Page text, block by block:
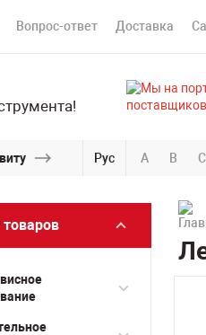
Вопрос-ответ Доставка
Рус A B C
товаров